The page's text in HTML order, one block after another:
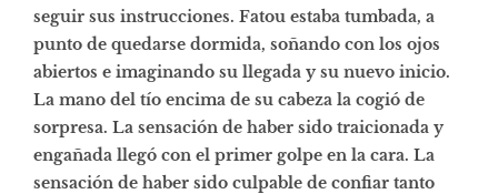
seguir sus instrucciones. Fatou estaba tumbada, a
punto de quedarse dormida, soñando con los ojos
abiertos e imaginando su llegada y su nuevo inicio.
La mano del tío encima de su cabeza la cogió de
sorpresa. La sensación de haber sido traicionada y
engañada llegó con el primer golpe en la cara. La
sensación de haber sido culpable de confiar tanto